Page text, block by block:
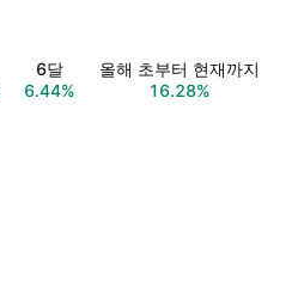
6달
6.44%
올해 초부터 현재까지
16.28%